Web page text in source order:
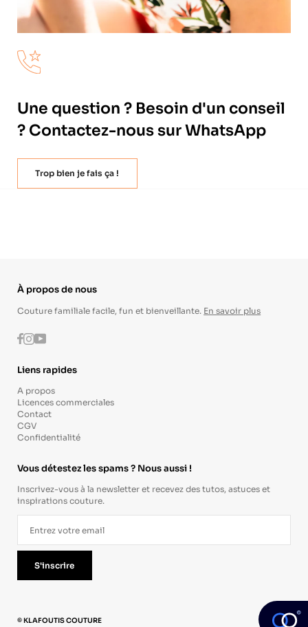
Une question ? Besoin d'un conseil
? Contactez-nous sur WhatsApp
Trop bien je fais ça !
À propos de nous
Couture familiale facile, fun et bienveillante. En savoir plus
Facebook
Instagram
Youtube
Liens rapides
A propos
Licences commerciales
Contact
CGV
Confidentialité
Vous détestez les spams ? Nous aussi !
Inscrivez-vous à la newsletter et recevez des tutos, astuces et
inspirations couture.
S'inscrire
© KLAFOUTIS COUTURE